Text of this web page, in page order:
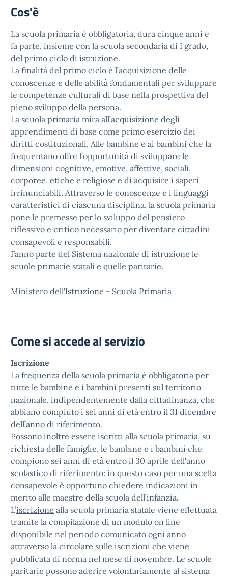
Cos'è
La scuola primaria è obbligatoria, dura cinque anni e
fa parte, insieme con la scuola secondaria di I grado,
del primo ciclo di istruzione.
La finalità del primo ciclo è l’acquisizione delle
conoscenze e delle abilità fondamentali per sviluppare
le competenze culturali di base nella prospettiva del
pieno sviluppo della persona.
La scuola primaria mira all’acquisizione degli
apprendimenti di base come primo esercizio dei
diritti costituzionali. Alle bambine e ai bambini che la
frequentano offre l’opportunità di sviluppare le
dimensioni cognitive, emotive, affettive, sociali,
corporee, etiche e religiose e di acquisire i saperi
irrinunciabili. Attraverso le conoscenze e i linguaggi
caratteristici di ciascuna disciplina, la scuola primaria
pone le premesse per lo sviluppo del pensiero
riflessivo e critico necessario per diventare cittadini
consapevoli e responsabili.
Fanno parte del Sistema nazionale di istruzione le
scuole primarie statali e quelle paritarie.
Ministero dell'Istruzione - Scuola Primaria
Come si accede al servizio
Iscrizione
La frequenza della scuola primaria è obbligatoria per
tutte le bambine e i bambini presenti sul territorio
nazionale, indipendentemente dalla cittadinanza, che
abbiano compiuto i sei anni di età entro il 31 dicembre
dell’anno di riferimento.
Possono inoltre essere iscritti alla scuola primaria, su
richiesta delle famiglie, le bambine e i bambini che
compiono sei anni di età entro il 30 aprile dell'anno
scolastico di riferimento: in questo caso per una scelta
consapevole è opportuno chiedere indicazioni in
merito alle maestre della scuola dell’infanzia.
L’iscrizione alla scuola primaria statale viene effettuata
tramite la compilazione di un modulo on line
disponibile nel periodo comunicato ogni anno
attraverso la circolare sulle iscrizioni che viene
pubblicata di norma nel mese di novembre. Le scuole
paritarie possono aderire volontariamente al sistema